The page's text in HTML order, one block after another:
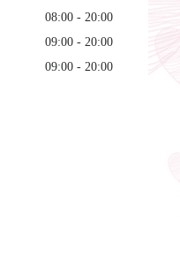
08:00
20:00
09:00
20:00
09:00 20:00